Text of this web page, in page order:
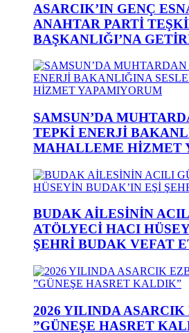
ASARCIK’IN GENÇ
ANAHTAR PARTİ
BAŞKANLIĞI’NA
SAMSUN’DA
TEPKİ ENERJİ
MAHALLEME HİZMET
BUDAK AİLESİNİN
ATÖLYECİ HACI
ŞEHRİ BUDAK VEFAT
2026 YILINDA ASARCIK
”GÜNEŞE HASRET